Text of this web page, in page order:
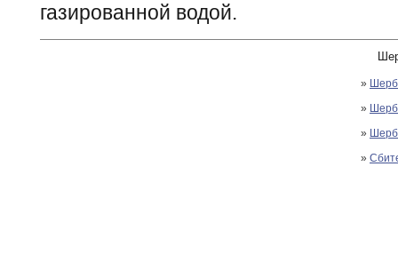
газированной водой.
»
»
»
»